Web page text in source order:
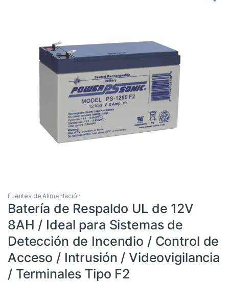
Fuentes de Alimentación
Batería de Respaldo UL de 12V
8AH / Ideal para Sistemas de
Detección de Incendio / Control de
Acceso / Intrusión / Videovigilancia
/ Terminales Tipo F2